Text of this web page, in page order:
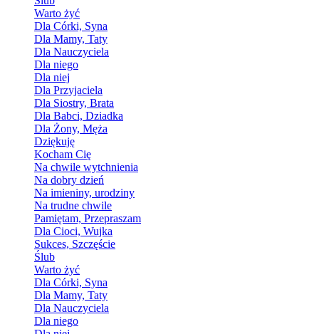
Warto żyć
Dla Córki, Syna
Dla Mamy, Taty
Dla Nauczyciela
Dla niego
Dla niej
Dla Przyjaciela
Dla Siostry, Brata
Dla Babci, Dziadka
Dla Żony, Męża
Dziękuję
Kocham Cię
Na chwile wytchnienia
Na dobry dzień
Na imieniny, urodziny
Na trudne chwile
Pamiętam, Przepraszam
Dla Cioci, Wujka
Sukces, Szczęście
Ślub
Warto żyć
Dla Córki, Syna
Dla Mamy, Taty
Dla Nauczyciela
Dla niego